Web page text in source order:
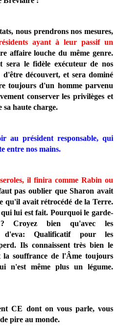
nous prendrons nos mesures,
ayant à leur passif un
affaire louche du même genre.
sera le fidèle exécuteur de nos
découvert, et sera dominé
toujours d'un homme parvenu
conserver les privilèges et
sa haute charge.
au président responsable, qui
entre nos mains.
il finira comme Rabin ou
pas oublier que Sharon avait
qu'il avait rétrocédé de la Terre.
lui est fait. Pourquoi le garde-
Croyez bien qu'avec les
d'eva: Qualificatif pour les
Ils connaissent très bien le
souffrance de l'Âme toujours
n'est même plus un légume.
CE dont on vous parle, vous
pire au monde.